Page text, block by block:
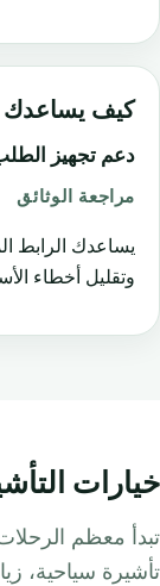
كيف يساعدك Africa-Tour-Visa
دعم تجهيز
مراجعة الوثائق
يساعدك الرابط
وتقليل أخطاء
خيارات
تبدأ معظم
تأشيرة سياحية،